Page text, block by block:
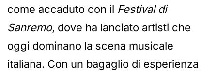
come accaduto con il Festival di
Sanremo, dove ha lanciato artisti che
oggi dominano la scena musicale
italiana. Con un bagaglio di esperienza